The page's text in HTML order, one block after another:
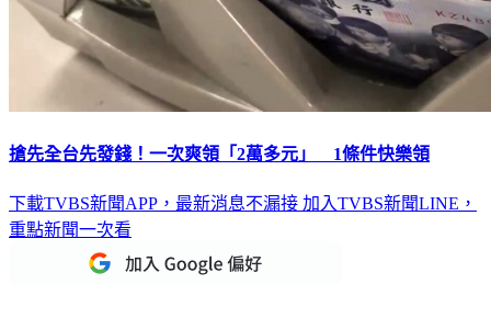
搶先全台先發錢！一次爽領「2萬多元」 1條件快樂領
下載TVBS新聞APP，最新消息不漏接 加入TVBS新聞LINE，
重點新聞一次看